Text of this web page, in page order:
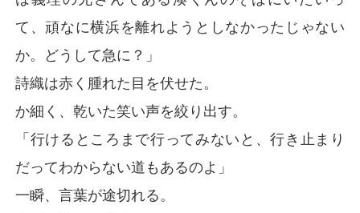
て、頑なに横浜を離れようとしなかったじゃない
か。どうして急に？」
詩織は赤く腫れた目を伏せた。
か細く、乾いた笑い声を絞り出す。
「行けるところまで行ってみないと、行き止まり
だってわからない道もあるのよ」
一瞬、言葉が途切れる。